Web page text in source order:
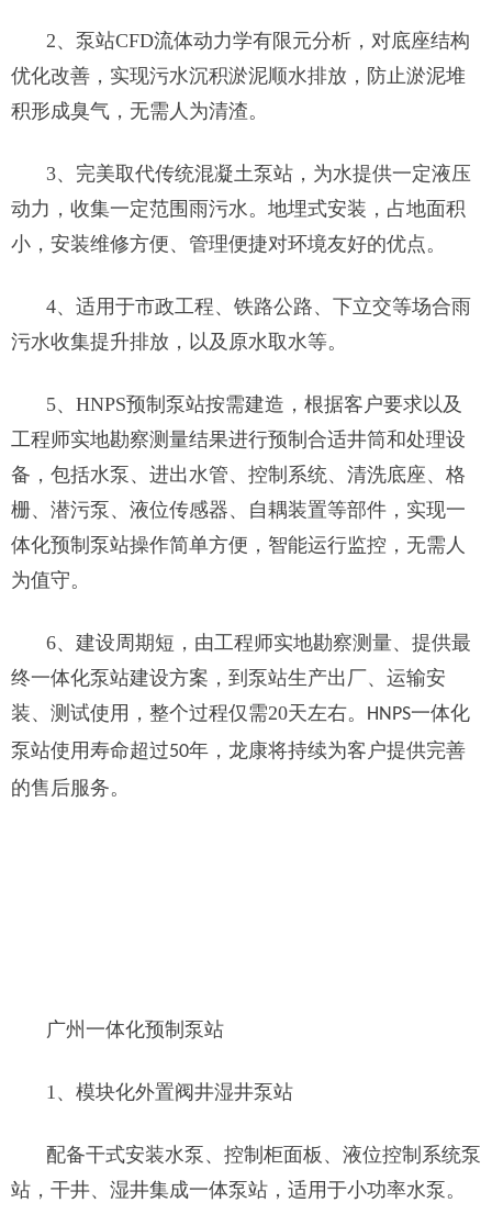
2、泵站CFD流体动力学有限元分析，对底座结构
优化改善，实现污水沉积淤泥顺水排放，防止淤泥堆
积形成臭气，无需人为清渣。
3、完美取代传统混凝土泵站，为水提供一定液压
动力，收集一定范围雨污水。地埋式安装，占地面积
小，安装维修方便、管理便捷对环境友好的优点。
4、适用于市政工程、铁路公路、下立交等场合雨
污水收集提升排放，以及原水取水等。
5、HNPS预制泵站按需建造，根据客户要求以及
工程师实地勘察测量结果进行预制合适井筒和处理设
备，包括水泵、进出水管、控制系统、清洗底座、格
栅、潜污泵、液位传感器、自耦装置等部件，实现一
体化预制泵站操作简单方便，智能运行监控，无需人
为值守。
6、建设周期短，由工程师实地勘察测量、提供最
终一体化泵站建设方案，到泵站生产出厂、运输安
装、测试使用，整个过程仅需20天左右。 HNPS一体化
泵站使用寿命超过50年，龙康将持续为客户提供完善
的售后服务。
广州一体化预制泵站
1、模块化外置阀井湿井泵站
配备干式安装水泵、控制柜面板、液位控制系统泵
站，干井、湿井集成一体泵站，适用于小功率水泵。